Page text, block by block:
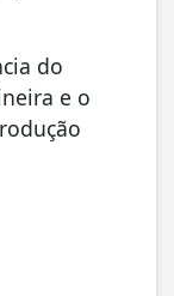
do
e o